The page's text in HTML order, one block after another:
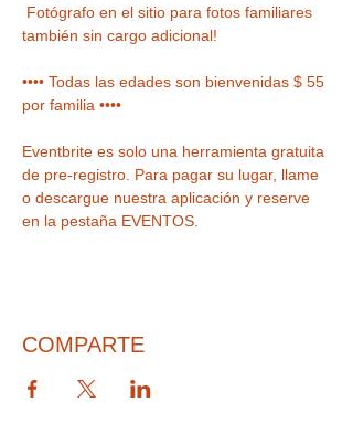
•••• Todas las edades son bienvenidas $ 55
Eventbrite es solo una herramienta gratuita
de pre-registro. Para pagar su lugar, llame
o descargue nuestra aplicación y reserve
en la pestaña EVENTOS.
COMPARTE